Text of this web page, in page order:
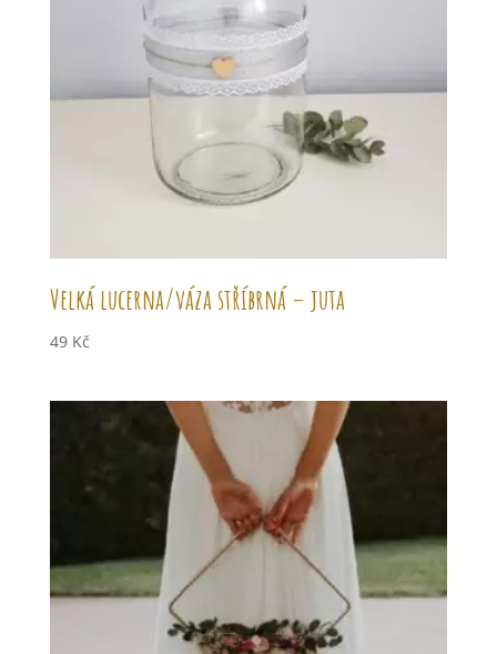
Velká lucerna/váza stříbrná – juta
49 Kč